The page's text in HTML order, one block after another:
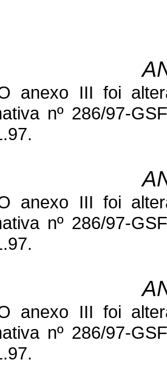
anexo III foi
nº 286/97-
anexo III foi
nº 286/97-
anexo III foi
nº 286/97-